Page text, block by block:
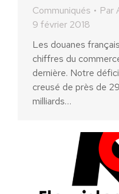
Communiqués Par
9 février 2018
Les douanes
chiffres du
dernière. Notre
creusé de près de
milliards…